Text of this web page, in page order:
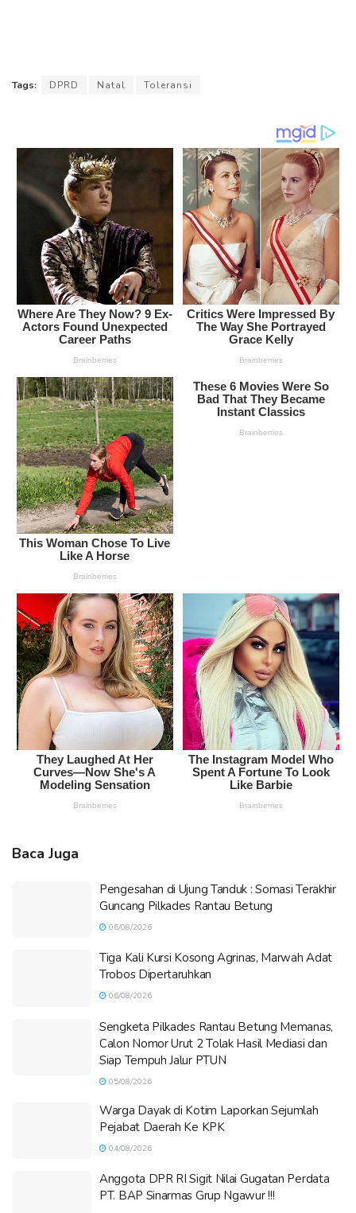
Tags: DPRD Natal Toleransi
Baca Juga
Pengesahan di Ujung Tanduk : Somasi Terakhir
Guncang Pilkades Rantau Betung
06/08/2026
Tiga Kali Kursi Kosong Agrinas, Marwah Adat
Trobos Dipertaruhkan
06/08/2026
Sengketa Pilkades Rantau Betung Memanas,
Calon Nomor Urut 2 Tolak Hasil Mediasi dan
Siap Tempuh Jalur PTUN
05/08/2026
Warga Dayak di Kotim Laporkan Sejumlah
Pejabat Daerah Ke KPK
04/08/2026
Anggota DPR RI Sigit Nilai Gugatan Perdata
PT. BAP Sinarmas Grup Ngawur !!!